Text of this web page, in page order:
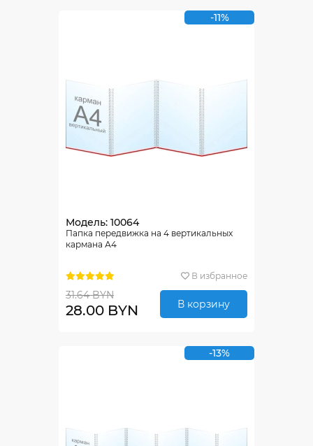
-11%
Модель: 10064
Папка передвижка на 4 вертикальных
кармана А4
В избранное
31.64 BYN
28.00 BYN В корзину
-13%